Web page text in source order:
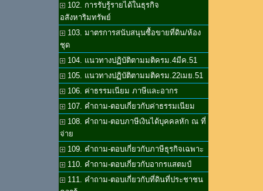
102. การรับรู้รายได้ในธุรกิจ
อสังหาริมทรัพย์
103. มาตรการสนับสนุนซื้อขายที่ดิน/ห้อง
ชุด
104. แนวทางปฏิบัติตามมติครม.4มีค.51
105. แนวทางปฏิบัติตามมติครม.22เมย.51
106. ค่าธรรมเนียม ภาษีและอากร
107. คำถาม-ตอบเกี่ยวกับค่าธรรมเนียม
108. คำถาม-ตอบภาษีเงินได้บุคคลหัก ณ ที่
จ่าย
109. คำถาม-ตอบเกี่ยวกับภาษีธุรกิจเฉพาะ
110. คำถาม-ตอบเกี่ยวกับอากรแสตมป์
111. คำถาม-ตอบเกี่ยวกับที่ดินที่ประชาชน